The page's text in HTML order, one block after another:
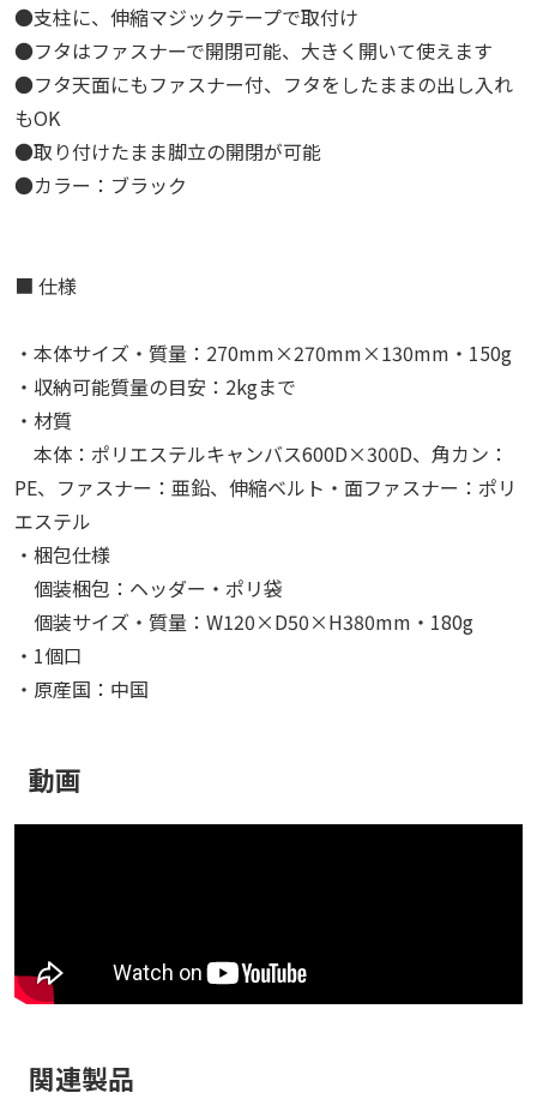
●支柱に、伸縮マジックテープで取付け
●フタはファスナーで開閉可能、大きく開いて使えます
●フタ天面にもファスナー付、フタをしたままの出し入れ
もOK
●取り付けたまま脚立の開閉が可能
●カラー：ブラック
■ 仕様
・本体サイズ・質量：270mm×270mm×130mm・150g
・収納可能質量の目安：2kgまで
・材質
本体：ポリエステルキャンバス600D×300D、角カン：
PE、ファスナー：亜鉛、伸縮ベルト・面ファスナー：ポリ
エステル
・梱包仕様
個装梱包：ヘッダー・ポリ袋
個装サイズ・質量：W120×D50×H380mm・180g
・1個口
・原産国：中国
動画
関連製品